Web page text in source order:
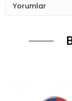
Yorumlar